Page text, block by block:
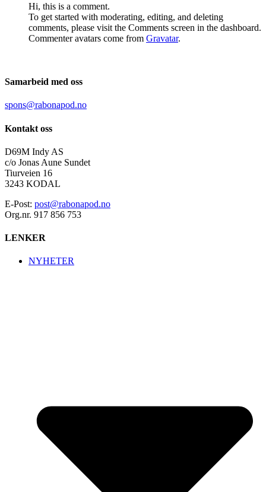
Hi, this is a comment.
To get started with moderating, editing, and deleting
comments, please visit the Comments screen in the dashboard.
Commenter avatars come from Gravatar.
Samarbeid med oss
spons@rabonapod.no
Kontakt oss
D69M Indy AS
c/o Jonas Aune Sundet
Tiurveien 16
3243 KODAL
E-Post: post@rabonapod.no
Org.nr. 917 856 753
LENKER
NYHETER